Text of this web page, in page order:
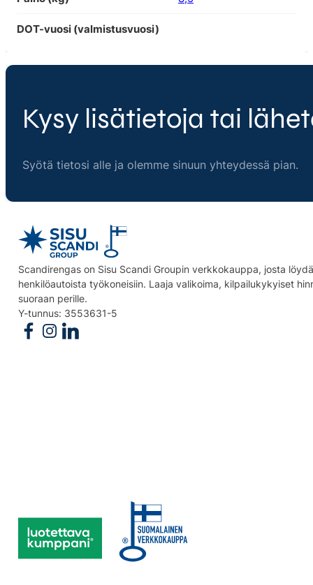
DOT-vuosi (valmistusvuosi)
Kysy lisätietoja tai
Syötä tietosi alle ja olemme sinuun yhteydessä pian.
Scandirengas on Sisu Scandi Groupin verkkokauppa, josta
henkilöautoista työkoneisiin. Laaja valikoima, kilpailukykyiset
suoraan perille.
Y-tunnus: 3553631-5
Follow us on Facebook
Follow us on Instagram
Follow us on Linkedin